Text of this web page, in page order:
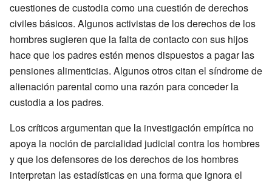
cuestiones de custodia como una cuestión de derechos
civiles básicos. Algunos activistas de los derechos de los
hombres sugieren que la falta de contacto con sus hijos
hace que los padres estén menos dispuestos a pagar las
pensiones alimenticias. Algunos otros citan el síndrome de
alienación parental como una razón para conceder la
custodia a los padres.
Los críticos argumentan que la investigación empírica no
apoya la noción de parcialidad judicial contra los hombres
y que los defensores de los derechos de los hombres
interpretan las estadísticas en una forma que ignora el